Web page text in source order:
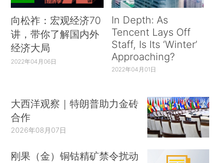
向松祚：宏观经济70
讲，带你了解国内外
经济大局
2022年04月06日
In Depth: As
Tencent Lays Off
Staff, Is Its ‘Winter’
Approaching?
2022年04月01日
大西洋观察｜特朗普助力金砖
合作
2026年08月07日
刚果（金）铜钴精矿禁令扰动